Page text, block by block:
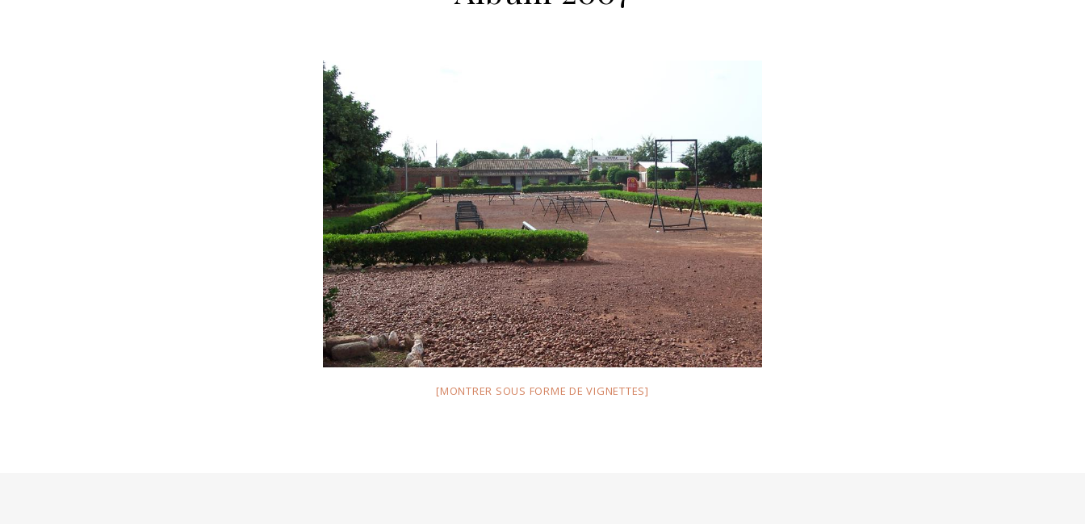
[MONTRER SOUS FORME DE VIGNETTES]